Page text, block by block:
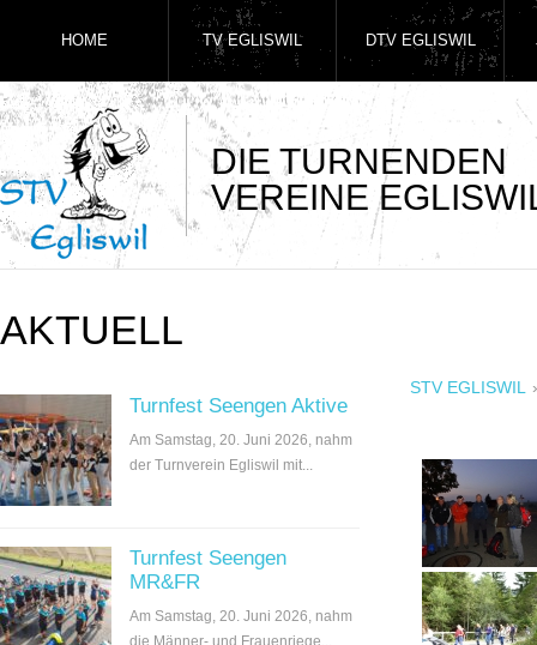
DIE TURNENDEN
VEREINE
HOME TV EGLISWIL DTV EGLISWIL
AKTUELL
Turnfest Seengen Aktive
Am Samstag, 20. Juni 2026, nahm
der Turnverein Egliswil mit...
Turnfest Seengen
MR&FR
Am Samstag, 20. Juni 2026, nahm
die Männer- und Frauenriege...
STV EGLISWIL